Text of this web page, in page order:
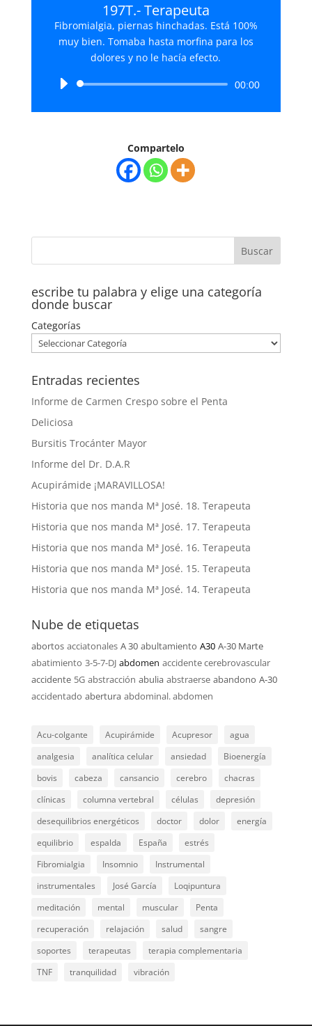
197T.- Terapeuta
Fibromialgia, piernas hinchadas. Está 100%
muy bien. Tomaba hasta morfina para los
dolores y no le hacía efecto.
Reproductor
audio
00:00
Compartelo
escribe tu palabra y elige una categoría
donde buscar
Categorías
Entradas recientes
Informe de Carmen Crespo sobre el Penta
Deliciosa
Bursitis Trocánter Mayor
Informe del Dr. D.A.R
Acupirámide ¡MARAVILLOSA!
Historia que nos manda Mª José. 18. Terapeuta
Historia que nos manda Mª José. 17. Terapeuta
Historia que nos manda Mª José. 16. Terapeuta
Historia que nos manda Mª José. 15. Terapeuta
Historia que nos manda Mª José. 14. Terapeuta
Nube de etiquetas
abortos acciatonales A 30 abultamiento A30 A-30 Marte
abatimiento 3-5-7-DJ abdomen accidente cerebrovascular
accidente 5G abstracción abulia abstraerse abandono A-30
accidentado abertura abdominal. abdomen
Acu-colgante Acupirámide Acupresor
agua
analgesia
analítica celular ansiedad
Bioenergía
bovis
cabeza cansancio cerebro
chacras
clínicas
columna vertebral células
depresión
desequilibrios energéticos
doctor dolor
energía
equilibrio
espalda España
estrés
Fibromialgia
Insomnio
Instrumental
instrumentales
José García
Loqipuntura
meditación
mental muscular
Penta
recuperación
relajación salud
sangre
soportes
terapeutas
terapia complementaria
TNF
tranquilidad vibración